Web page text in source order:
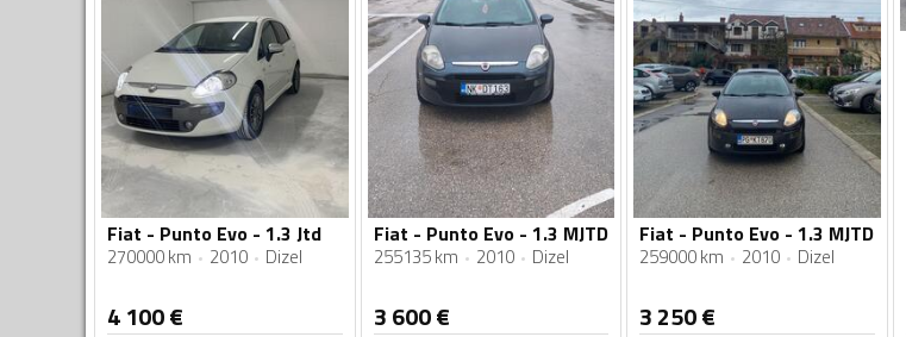
Fiat - Punto Evo - 1.3 Jtd
270000 km 2010 Dizel
4 100€
Fiat - Punto Evo - 1.3 MJTD
255135 km 2010 Dizel
3 600€
Fiat - Punto Evo - 1.3 MJTD
259000 km 2010 Dizel
3 250€